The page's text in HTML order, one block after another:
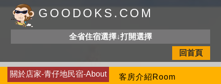
GOODOKS.COM
全省住宿選擇↓打開選擇
回首頁
關於店家-青仔地民宿-About 客房介紹Room